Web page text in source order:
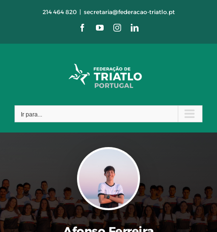
214 464 820 | secretaria@federacao-triatlo.pt
FacebookYouTubeInstagramLinkedIn
Ir para...